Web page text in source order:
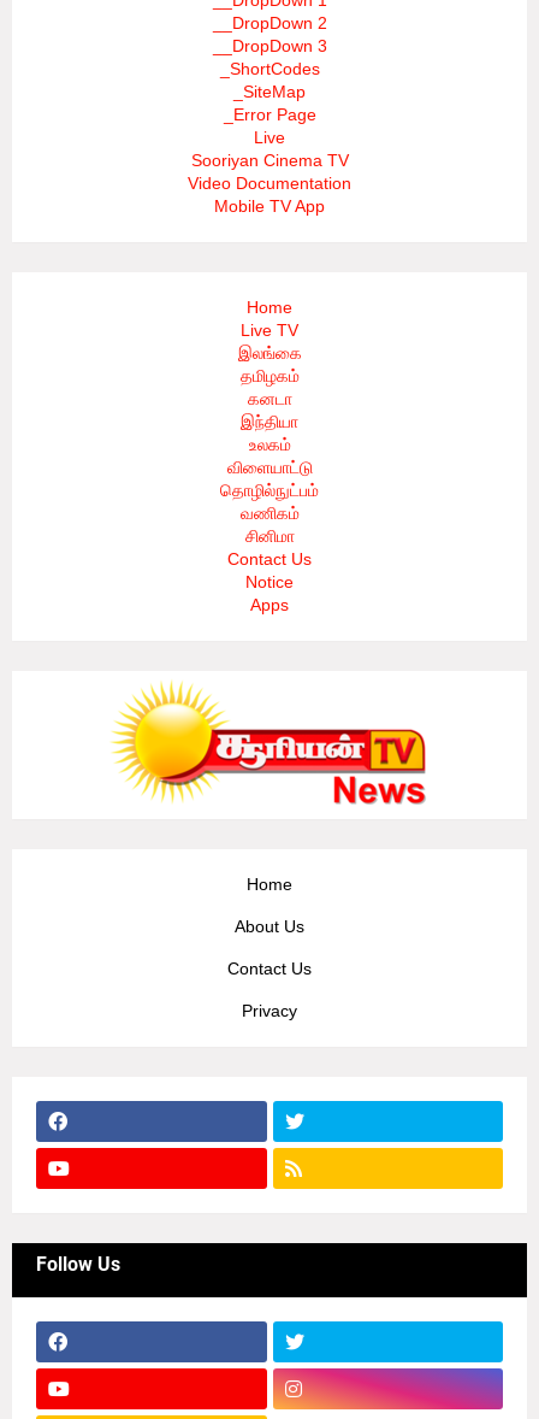
__DropDown 2
__DropDown 3
_ShortCodes
_SiteMap
_Error Page
Live
Sooriyan Cinema TV
Video Documentation
Mobile TV App
Home
Live TV
இலங்கை
தமிழகம்
கனடா
இந்தியா
உலகம்
விளையாட்டு
தொழில்நுட்பம்
வணிகம்
சினிமா
Contact Us
Notice
Apps
Home
About Us
Contact Us
Privacy
Follow Us